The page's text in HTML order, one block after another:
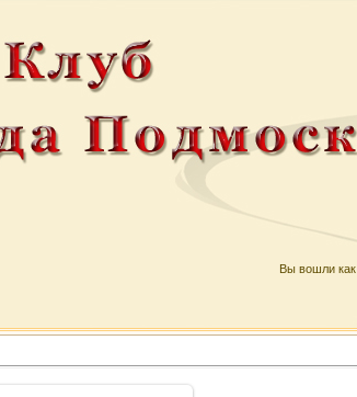
Вы вошли как